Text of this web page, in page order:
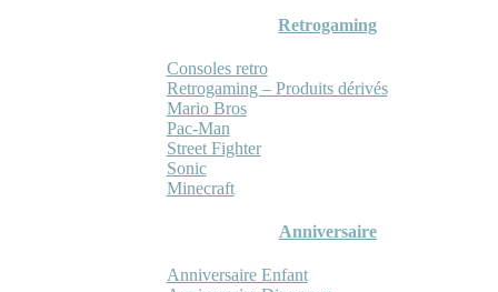
Retrogaming
Consoles retro
Retrogaming – Produits dérivés
Mario Bros
Pac-Man
Street Fighter
Sonic
Minecraft
Anniversaire
Anniversaire Enfant